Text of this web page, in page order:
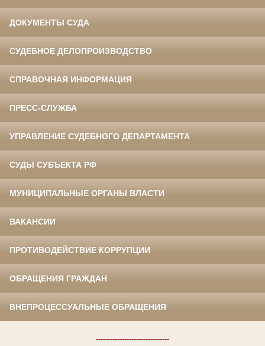
ДОКУМЕНТЫ СУДА
СУДЕБНОЕ ДЕЛОПРОИЗВОДСТВО
СПРАВОЧНАЯ ИНФОРМАЦИЯ
ПРЕСС-СЛУЖБА
УПРАВЛЕНИЕ СУДЕБНОГО ДЕПАРТАМЕНТА
СУДЫ СУБЪЕКТА РФ
МУНИЦИПАЛЬНЫЕ ОРГАНЫ ВЛАСТИ
ВАКАНСИИ
ПРОТИВОДЕЙСТВИЕ КОРРУПЦИИ
ОБРАЩЕНИЯ ГРАЖДАН
ВНЕПРОЦЕССУАЛЬНЫЕ ОБРАЩЕНИЯ
-------------------------------